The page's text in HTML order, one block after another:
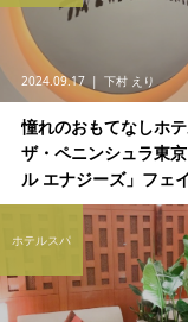
2024.09.17 下村 えり
憧れのおもてなしホテ
ザ・ペニンシュラ東
ル エナジーズ」フェ
ホテルスパ